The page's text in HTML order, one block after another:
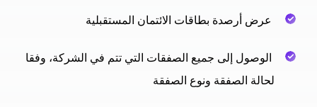
عرض أرصدة بطاقات الائتمان المستقبلية
الوصول إلى جميع الصفقات التي تتم في الشركة، وفقا
لحالة الصفقة ونوع الصفقة